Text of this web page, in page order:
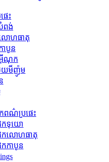
េះ
ពង់
លោហធាតុ
ាបូន
អ៊ីណុក
លុយមីញ៉ូម
ពណ៌ប្រផេះ
ក​ទុយោ
ក​លោហធាតុ
កាបូន